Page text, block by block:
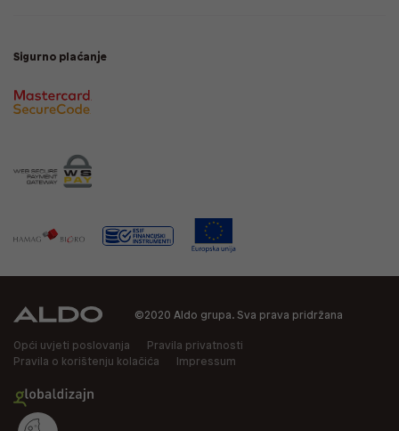
Sigurno plaćanje
©2020 Aldo grupa. Sva prava pridržana
Opći uvjeti poslovanja
Pravila privatnosti
Pravila o korištenju kolačića
Impressum